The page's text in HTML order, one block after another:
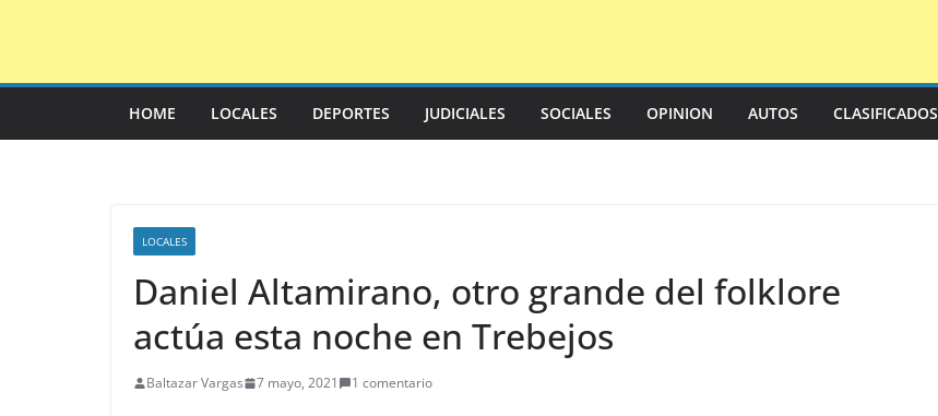
HOME LOCALES DEPORTES JUDICIALES SOCIALES OPINION AUTOS CLASIFICADOS
LOCALES
Daniel Altamirano, otro grande del folklore
actúa esta noche en Trebejos
Baltazar Vargas 7 mayo, 2021 1 comentario